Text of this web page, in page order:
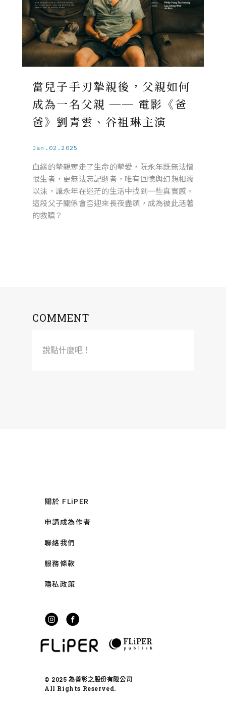
當兒子手刃摯親後，父親如何
成為一名父親 ── 電影《爸
爸》劉青雲、谷祖琳主演
Jan.02.2025
血緣的摰親奪走了生命的摯愛，阮永年既無法憎
恨生者，更無法忘記逝者，唯有回憶與幻想相濡
以沫，讓永年在迷茫的生活中找到一些真實感。
這段父子關係會否迎來長夜盡頭，成為彼此活著
的救贖？
COMMENT
說點什麼吧！
關於 FLiPER
申請成為作者
聯絡我們
服務條款
隱私政策
© 2025 為善彰之股份有限公司
All Rights Reserved.